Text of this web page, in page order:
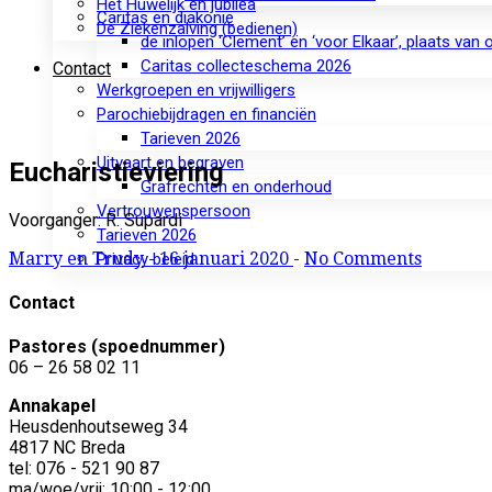
Caritas en diakonie
de inlopen ‘Clement’ en ‘voor Elkaar’, plaats
Caritas collecteschema 2026
Werkgroepen en vrijwilligers
Parochiebijdragen en financiën
Tarieven 2026
Uitvaart en begraven
Grafrechten en onderhoud
Vertrouwenspersoon
Tarieven 2026
Privacy beleid
Het Huwelijk en jubilea
De Ziekenzalving (bedienen)
Contact
Eucharistieviering
Voorganger: R. Supardi
Marry en Trudy-16 januari 2020 - No Comments
Contact
Pastores (spoednummer)
06 – 26 58 02 11
Annakapel
Heusdenhoutseweg 34
4817 NC Breda
tel: 076 - 521 90 87